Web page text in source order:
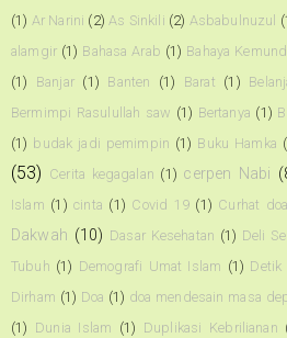
(1) Ar Narini (2) As Sinkili (2) Asbabulnuzul
alamgir (1) Bahasa Arab (1) Bahaya
(1)
Banjar (1) Banten (1) Barat (1)
Bermimpi Rasulullah saw (1) Bertanya (1)
(1) budak jadi pemimpin (1) Buku Hamka
(53) Cerita kegagalan (1) cerpen Nabi
Islam (1) cinta (1) Covid 19 (1) Curhat doa
Dakwah (10) Dasar Kesehatan (1) Deli
Tubuh (1) Demografi Umat Islam (1) Detik
Dirham (1) Doa (1) doa mendesain masa
(1) Dunia Islam (1) Duplikasi Kebrilianan